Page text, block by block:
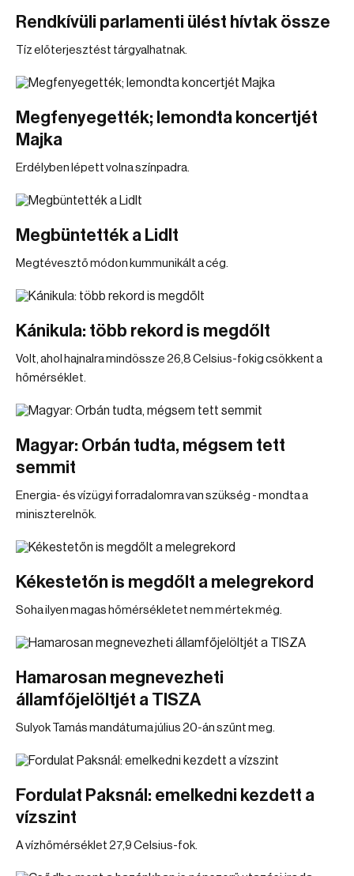
Rendkívüli parlamenti ülést hívtak össze
Tíz előterjesztést tárgyalhatnak.
Megfenyegették; lemondta koncertjét
Majka
Erdélyben lépett volna színpadra.
Megbüntették a Lidlt
Megtévesztő módon kummunikált a cég.
Kánikula: több rekord is megdőlt
Volt, ahol hajnalra mindössze 26,8 Celsius-fokig csökkent a
hőmérséklet.
Magyar: Orbán tudta, mégsem tett
semmit
Energia- és vízügyi forradalomra van szükség - mondta a
miniszterelnök.
Kékestetőn is megdőlt a melegrekord
Soha ilyen magas hőmérsékletet nem mértek még.
Hamarosan megnevezheti
államfőjelöltjét a TISZA
Sulyok Tamás mandátuma július 20-án szűnt meg.
Fordulat Paksnál: emelkedni kezdett a
vízszint
A vízhőmérséklet 27,9 Celsius-fok.